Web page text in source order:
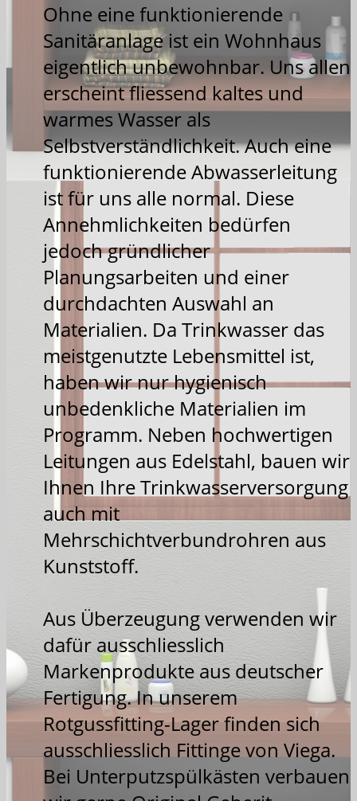
Ohne eine funktionierende
Sanitäranlage ist ein Wohnhaus
eigentlich unbewohnbar. Uns allen
erscheint fliessend kaltes und
warmes Wasser als
Selbstverständlichkeit. Auch eine
funktionierende Abwasserleitung
ist für uns alle normal. Diese
Annehmlichkeiten bedürfen
jedoch gründlicher
Planungsarbeiten und einer
durchdachten Auswahl an
Materialien. Da Trinkwasser das
meistgenutzte Lebensmittel ist,
haben wir nur hygienisch
unbedenkliche Materialien im
Programm. Neben hochwertigen
Leitungen aus Edelstahl, bauen wir
Ihnen Ihre Trinkwasserversorgung
auch mit
Mehrschichtverbundrohren aus
Kunststoff.
Aus Überzeugung verwenden wir
dafür ausschliesslich
Markenprodukte aus deutscher
Fertigung. In unserem
Rotgussfitting-Lager finden sich
ausschliesslich Fittinge von Viega.
Bei Unterputzspülkästen verbauen